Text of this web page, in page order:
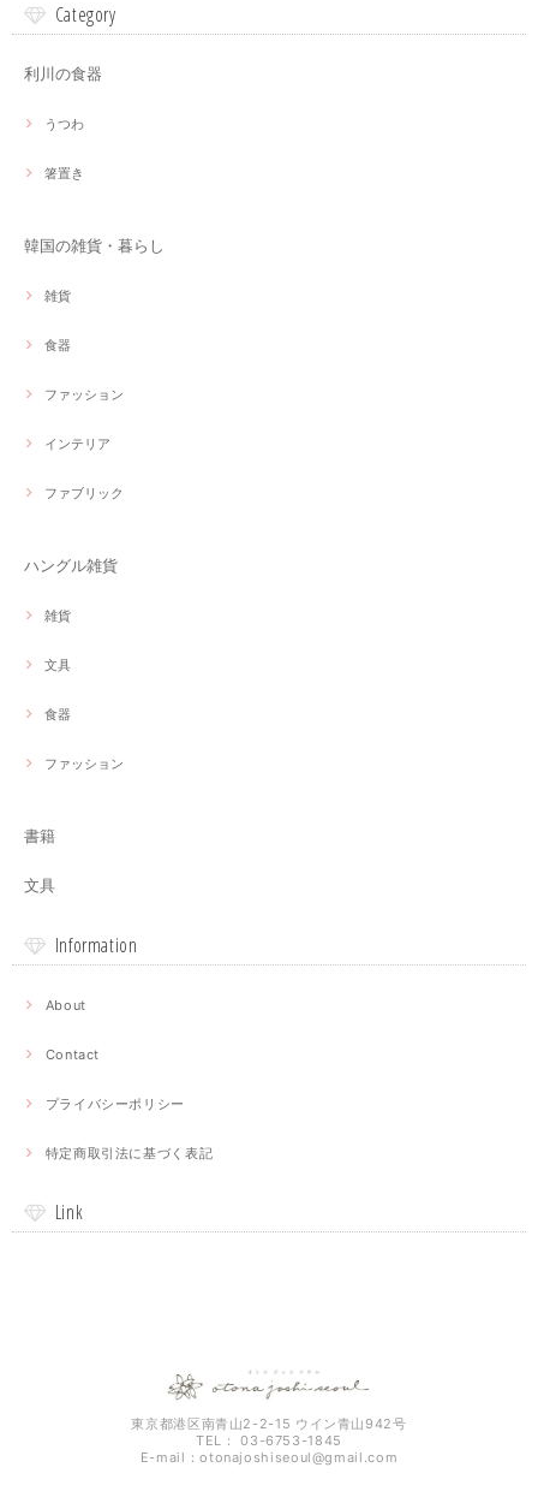
Category
利川の食器
うつわ
箸置き
韓国の雑貨・暮らし
雑貨
食器
ファッション
インテリア
ファブリック
ハングル雑貨
雑貨
文具
食器
ファッション
書籍
文具
Information
About
Contact
プライバシーポリシー
特定商取引法に基づく表記
Link
東京都港区南青山2-2-15 ウイン青山942号
TEL： 03-6753-1845
E-mail：otonajoshiseoul@gmail.com